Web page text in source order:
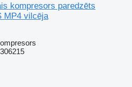
kompresors paredzēts
MP4 vilcēja